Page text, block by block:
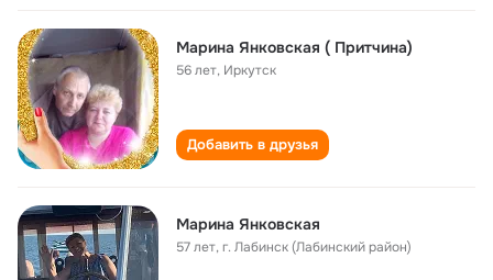
Марина Янковская ( Притчина)
56 лет, Иркутск
Добавить в друзья
Марина Янковская
57 лет,г. Лабинск (Лабинский район)